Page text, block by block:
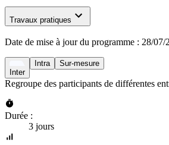
Travaux pratiques
Date de mise à jour du programme : 28/07/
Inter
Intra Sur-mesure
Regroupe des participants de différentes
Durée :
3 jours